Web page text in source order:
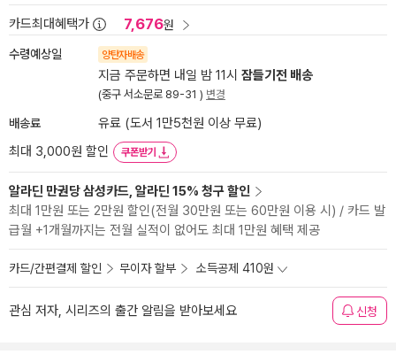
카드최대혜택가 7,676원
수령예상일 양탄자배송
지금 주문하면 내일 밤 11시 잠들기전 배송
(중구 서소문로 89-31 ) 변경
배송료
유료 (도서 1만5천원 이상 무료)
최대 3,000원 할인
쿠폰받기
알라딘 만권당 삼성카드, 알라딘 15% 청구 할인
최대 1만원 또는 2만원 할인(전월 30만원 또는 60만원 이용 시) / 카드 발
급월 +1개월까지는 전월 실적이 없어도 최대 1만원 혜택 제공
카드/간편결제 할인 무이자 할부 소득공제 410원
관심 저자, 시리즈의 출간 알림을 받아보세요 신청